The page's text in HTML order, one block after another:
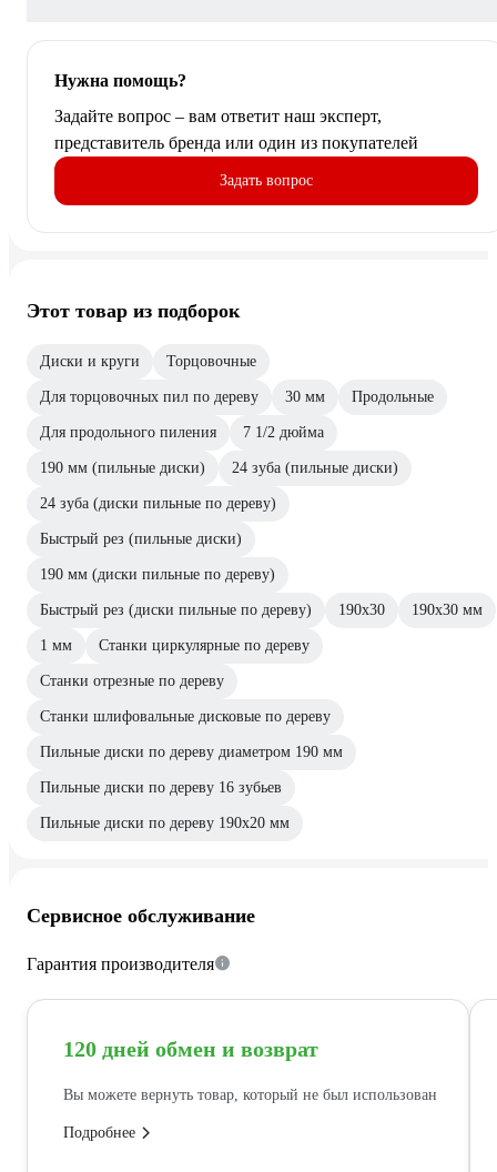
Нужна помощь?
Задайте вопрос – вам ответит наш эксперт,
представитель бренда или один из покупателей
Задать вопрос
Этот товар из подборок
Диски и круги Торцовочные
Для торцовочных пил по дереву 30 мм Продольные
Для продольного пиления 7 1/2 дюйма
190 мм (пильные диски) 24 зуба (пильные диски)
24 зуба (диски пильные по дереву)
Быстрый рез (пильные диски)
190 мм (диски пильные по дереву)
Быстрый рез (диски пильные по дереву) 190х30 190х30 мм
1 мм Станки циркулярные по дереву
Станки отрезные по дереву
Станки шлифовальные дисковые по дереву
Пильные диски по дереву диаметром 190 мм
Пильные диски по дереву 16 зубьев
Пильные диски по дереву 190х20 мм
Сервисное обслуживание
Гарантия производителя
120 дней обмен и возврат
Вы можете вернуть товар, который не был использован
Подробнее